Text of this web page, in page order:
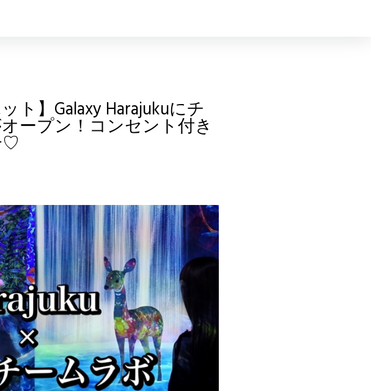
ト】Galaxy Harajukuにチ
ープン！コンセント付き
♡